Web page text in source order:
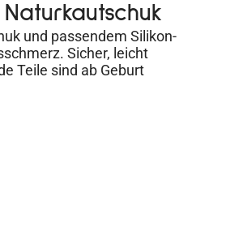
und passendem Silikon-
Sicher, leicht
Teile sind ab Geburt